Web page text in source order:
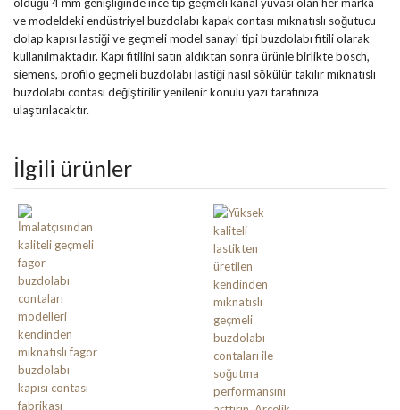
ve modeldeki endüstriyel buzdolabı kapak contası mıknatıslı soğutucu
dolap kapısı lastiği ve geçmeli model sanayi tipi buzdolabı fitili olarak
kullanılmaktadır. Kapı fitilini satın aldıktan sonra ürünle birlikte bosch,
siemens, profilo geçmeli buzdolabı lastiği nasıl sökülür takılır mıknatıslı
buzdolabı contası değiştirilir yenilenir konulu yazı tarafınıza
ulaştırılacaktır.
İlgili ürünler